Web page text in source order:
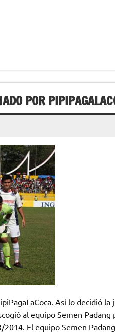
POR
Así lo decidió
al equipo Semen
El equipo Semen